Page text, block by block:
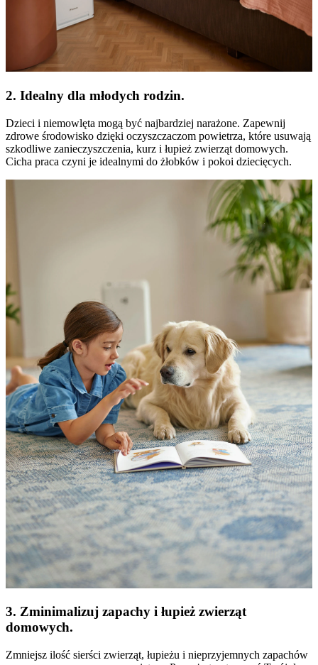
2. Idealny dla młodych rodzin.
Dzieci i niemowlęta mogą być najbardziej narażone. Zapewnij
zdrowe środowisko dzięki oczyszczaczom powietrza, które usuwają
szkodliwe zanieczyszczenia, kurz i łupież zwierząt domowych.
Cicha praca czyni je idealnymi do żłobków i pokoi dziecięcych.
3. Zminimalizuj zapachy i łupież zwierząt
domowych.
Zmniejsz ilość sierści zwierząt, łupieżu i nieprzyjemnych zapachów